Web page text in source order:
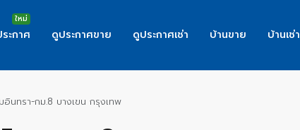
ะกาศ ดูประกาศขาย ดูประกาศเช่า บ้านขาย บ้านเช่า
อินทรา-กม.8 บางเขน กรุงเทพ